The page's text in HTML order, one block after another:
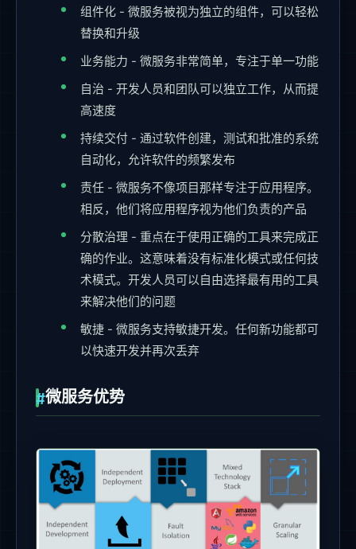
组件化 - 微服务被视为独立的组件，可以轻松
替换和升级
业务能力 - 微服务非常简单，专注于单一功能
自治 - 开发人员和团队可以独立工作，从而提
高速度
持续交付 - 通过软件创建，测试和批准的系统
自动化，允许软件的频繁发布
责任 - 微服务不像项目那样专注于应用程序。
相反，他们将应用程序视为他们负责的产品
分散治理 - 重点在于使用正确的工具来完成正
确的作业。这意味着没有标准化模式或任何技
术模式。开发人员可以自由选择最有用的工具
来解决他们的问题
敏捷 - 微服务支持敏捷开发。任何新功能都可
以快速开发并再次丢弃
微服务优势